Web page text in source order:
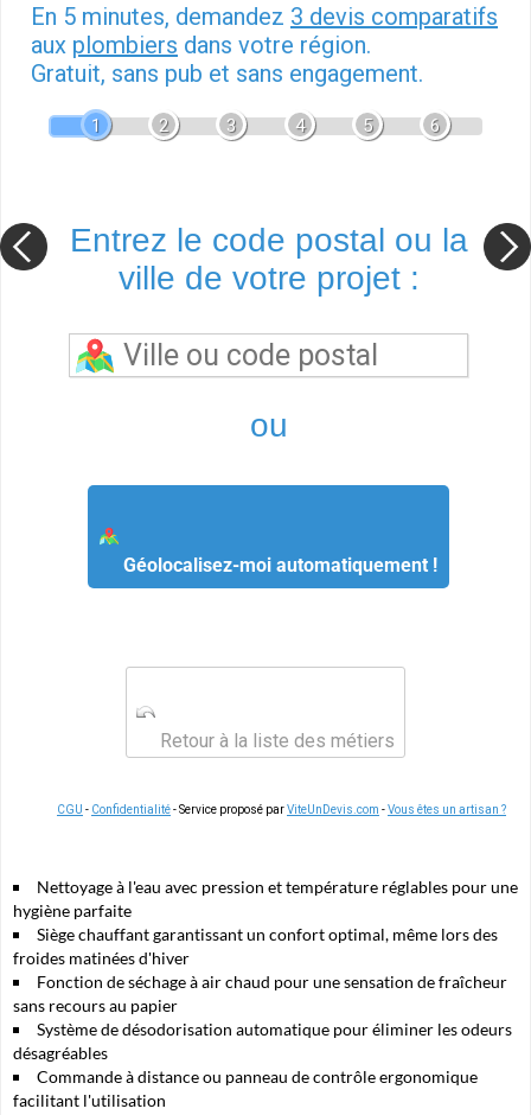
En 5 minutes, demandez 3 devis comparatifs
aux plombiers dans votre région.
Gratuit, sans pub et sans engagement.
1 2 3 4 5 6
Entrez le code postal ou la
ville de votre projet :
ou
Géolocalisez-moi automatiquement !
Retour à la liste des métiers
CGU - Confidentialité- Service proposé parViteUnDevis.com -Vous êtes un artisan ?
Nettoyage à l'eau avec pression et température réglables pour une
hygiène parfaite
Siège chauffant garantissant un confort optimal, même lors des
froides matinées d'hiver
Fonction de séchage à air chaud pour une sensation de fraîcheur
sans recours au papier
Système de désodorisation automatique pour éliminer les odeurs
désagréables
Commande à distance ou panneau de contrôle ergonomique
facilitant l'utilisation